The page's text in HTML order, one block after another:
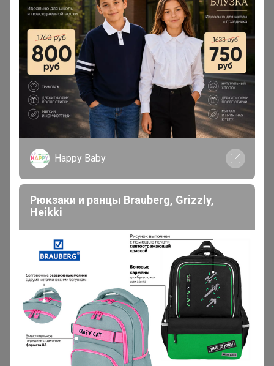
Могу объединить ваши заказы из разных закупок!
Пишите в комментариях к заказам что с чем объединить
ленка
В теме "ஐАзбукамодаஐ PRIMM.Fine Joyce™.
ФУТБОЛКИ до 10XL! Новинки! РАСПРОДАЖА до
28 июля, 2026 02:05
Дженна , ой спасибо большое🙏,на 31разм
Могу объединить ваши заказы из разных закупок!
Happy Baby
Рюкзаки и ранцы Brauberg, Grizzly,
Heikki